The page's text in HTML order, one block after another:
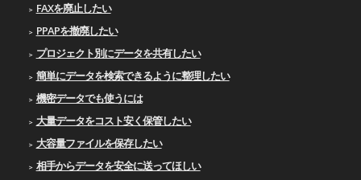
FAXを廃止したい
PPAPを撤廃したい
プロジェクト別にデータを共有したい
簡単にデータを検索できるように整理したい
機密データでも使うには
大量データをコスト安く保管したい
大容量ファイルを保存したい
相手からデータを安全に送ってほしい